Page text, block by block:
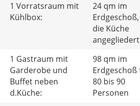
1 Vorratsraum mit
Kühlbox:
24 qm im
die Küche
1 Gastraum mit
Garderobe und
Buffet neben
d.Küche:
98 qm im
Erdgeschoß
80 bis 90
Personen